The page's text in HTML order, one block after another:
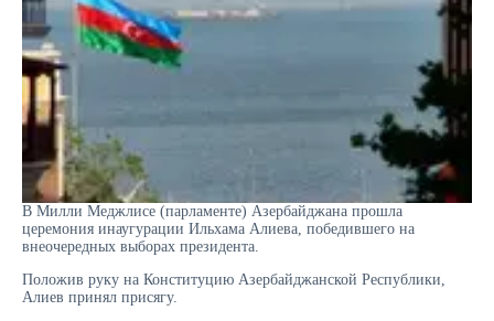
В Милли Меджлисе (парламенте) Азербайджана прошла
церемония инаугурации Ильхама Алиева, победившего на
внеочередных выборах президента.
Положив руку на Конституцию Азербайджанской Республики,
Алиев принял присягу.